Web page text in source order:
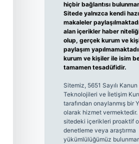
hiçbir bağlantısı
Sitede yalnızca kendi
makaleler
alan içerikler haber
olup, gerçek kurum ve
paylaşım
kurum ve kişiler ile isim
tamamen tesadüfidir.
Sitemiz, 5651 Sayılı
Teknolojileri ve İletişim
tarafından onaylanmış bir
olarak hizmet vermektedir.
sitedeki içerikleri proaktif
denetleme veya araştırma
yükümlülüğümüz